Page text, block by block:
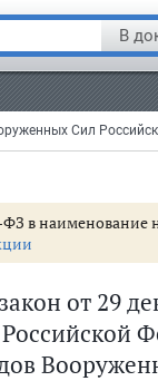
В
ФЗ в
от 29